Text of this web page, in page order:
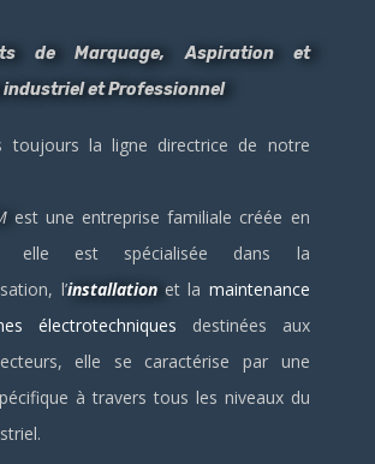
de Marquage, Aspiration et
industriel et Professionnel
toujours la ligne directrice de notre
est une entreprise familiale créée en
elle est spécialisée dans la
l’installationet la maintenance
électrotechniques destinées aux
elle se caractérise par une
à travers tous les niveaux du